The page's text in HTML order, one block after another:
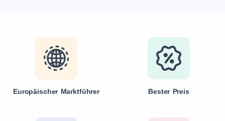
Europäischer Marktführer Bester Preis